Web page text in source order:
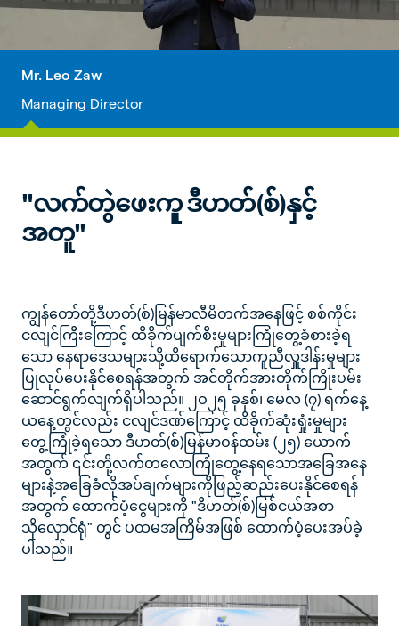
Mr. Leo Zaw
Managing Director
"လက်တွဲဖေးကူ ဒီဟတ်(စ်)နှင့်
အတူ"
ကျွန်တော်တို့ဒီဟတ်(စ်)မြန်မာလီမိတက်အနေဖြင့် စစ်ကိုင်း
ငလျင်ကြီးကြောင့် ထိခိုက်ပျက်စီးမှုများကြုံတွေ့ခံစားခဲ့ရ
သော နေရာဒေသများသို့ထိရောက်သောကူညီလှူဒါန်းမှုများ
ပြုလုပ်ပေးနိုင်စေရန်အတွက် အင်တိုက်အားတိုက်ကြိုးပမ်း
ဆောင်ရွက်လျက်ရှိပါသည်။ ၂ဝ၂၅ ခုနှစ်၊ မေလ (၇) ရက်နေ့
ယနေ့တွင်လည်း ငလျင်ဒဏ်ကြောင့် ထိခိုက်ဆုံးရှုံးမှုများ
တွေ့ကြုံခဲ့ရသော ဒီဟတ်(စ်)မြန်မာဝန်ထမ်း (၂၅) ယောက်
အတွက် ၎င်းတို့လက်တလောကြုံတွေ့နေရသောအခြေအနေ
များနဲ့အခြေခံလိုအပ်ချက်များကိုဖြည့်ဆည်းပေးနိုင်စေရန်
အတွက် ထောက်ပံ့ငွေများကို "ဒီဟတ်(စ်)မြစ်ငယ်အစာ
သိုလှောင်ရုံ" တွင် ပထမအကြိမ်အဖြစ် ထောက်ပံ့ပေးအပ်ခဲ့
ပါသည်။